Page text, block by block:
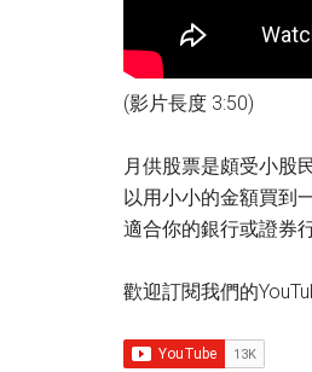
(影片長度 3:50)
月供股票是頗受小股
以用小小的金額買到
適合你的銀行或證券
歡迎訂閱我們的